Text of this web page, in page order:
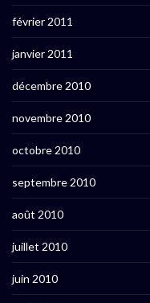
février 2011
janvier 2011
décembre 2010
novembre 2010
octobre 2010
septembre 2010
août 2010
juillet 2010
juin 2010